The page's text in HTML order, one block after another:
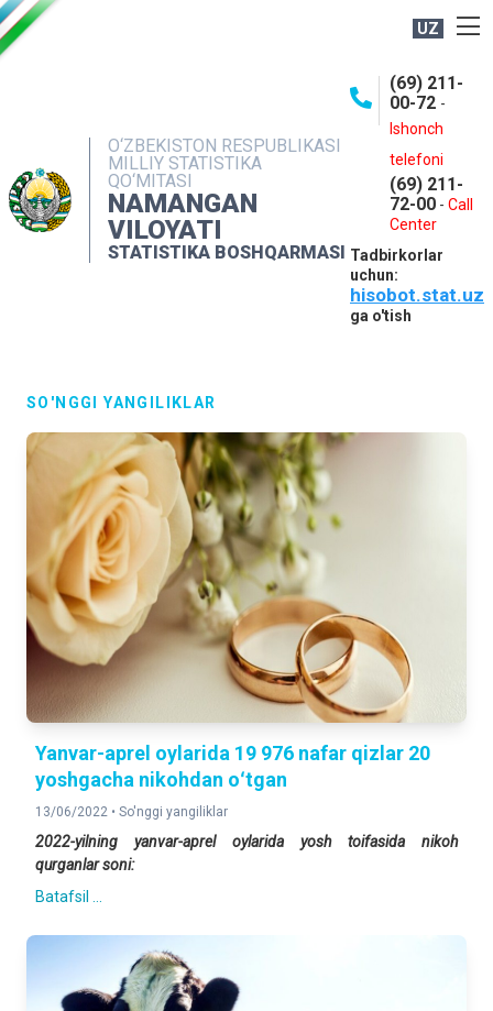
UZ
O‘ZBEKISTON RESPUBLIKASI
MILLIY STATISTIKA
QO‘MITASI
NAMANGAN
VILOYATI
STATISTIKA BOSHQARMASI
(69) 211-
00-72 -
Ishonch
telefoni
(69) 211-
72-00 - Call
Center
Tadbirkorlar
uchun:
hisobot.stat.uz
ga o'tish
NASHRLAR
INTERAKTIV XIZMATLAR
MATBUOT XIZMATI
MUROJAATLAR
SO'NGGI YANGILIKLAR
Yanvar-aprel oylarida 19 976 nafar qizlar 20
yoshgacha nikohdan oʻtgan
13/06/2022 • So'nggi yangiliklar
2022-yilning yanvar-aprel oylarida yosh toifasida nikoh
qurganlar soni:
Batafsil ...